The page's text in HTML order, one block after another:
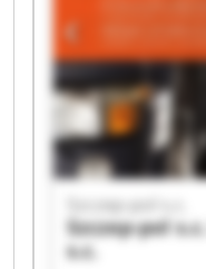
Szczep-pol s.c.
Szczep-pol s.c.
s.c.